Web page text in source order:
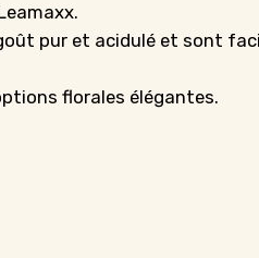
pur et acidulé et sont
florales élégantes.